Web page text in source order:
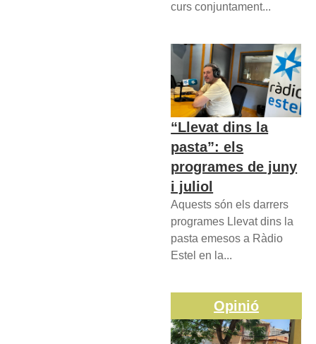
curs conjuntament...
“Llevat dins la
pasta”: els
programes de juny
i juliol
Aquests són els darrers
programes Llevat dins la
pasta emesos a Ràdio
Estel en la...
Opinió